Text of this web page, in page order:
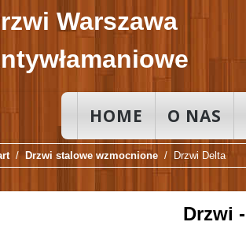
Warszawa
HOME O NAS
Drzwi stalowe wzmocnione Drzwi Delta